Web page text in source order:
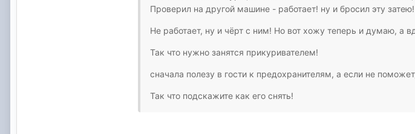
Проверил на другой машине - работает! ну и бросил эту затею!
Не работает, ну и чёрт с ним! Но вот хожу теперь и думаю, а
Так что нужно занятся прикуривателем!
сначала полезу в гости к предохранителям, а если не
Так что подскажите как его снять!